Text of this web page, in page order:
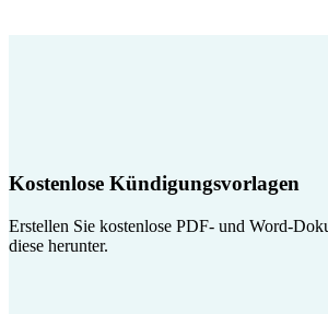
Kostenlose Kündigungsvorlagen
Erstellen Sie kostenlose PDF- und Word-
diese herunter.